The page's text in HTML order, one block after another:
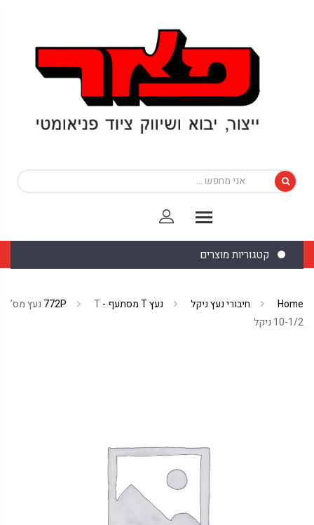
קטגוריות מוצרים
Home חיבורי נעץ ניקל נעץ T מסתעף - 772P
T נעץ מס’
10-1/2 ניקל